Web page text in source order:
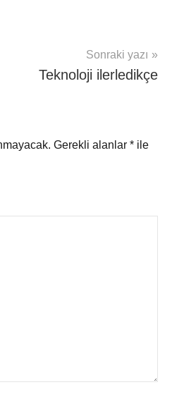
Sonraki yazı
Teknoloji ilerledikçe
Gerekli alanlar * ile